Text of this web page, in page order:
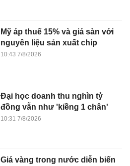
Mỹ áp thuế 15% và giá sàn với
nguyên liệu sản xuất chip
10:43 7/8/2026
Đại học doanh thu nghìn tỷ
đồng vẫn như 'kiềng 1 chân'
10:31 7/8/2026
Giá vàng trong nước diễn biến